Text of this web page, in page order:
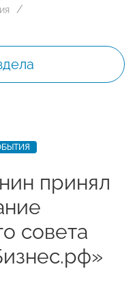
принял
совета